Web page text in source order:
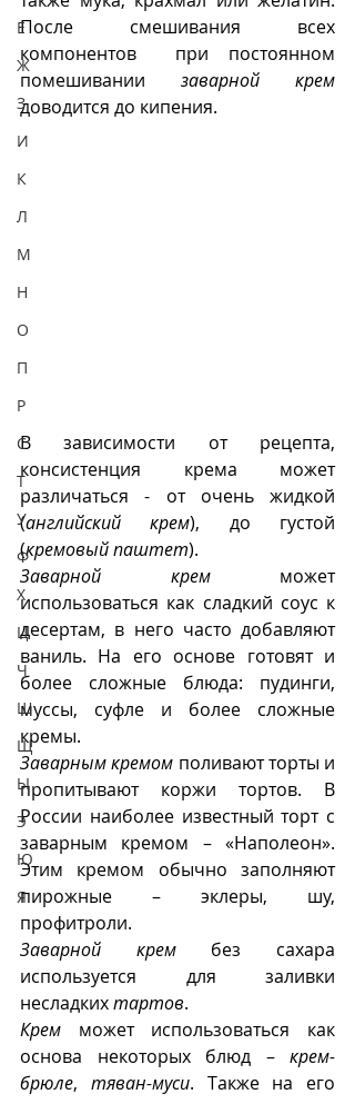
Е
Ж
З
И
К
Л
М
Н
О
П
Р
С
Т
У
Ф
Х
Ц
Ч
Ш
Щ
Ы
Э
Ю
Я
После смешивания всех
компонентов  при постоянном
помешивании заварной крем
доводится до кипения.
В зависимости от рецепта,
консистенция крема может
различаться - от очень жидкой
(английский крем), до густой
(кремовый паштет).
Заварной крем может
использоваться как сладкий соус к
десертам, в него часто добавляют
ваниль. На его основе готовят и
более сложные блюда: пудинги,
муссы, суфле и более сложные
кремы.
Заварным кремом поливают торты и
пропитывают коржи тортов. В
России наиболее известный торт с
заварным кремом – «Наполеон».
Этим кремом обычно заполняют
пирожные – эклеры, шу,
профитроли.
Заварной крем без сахара
используется для заливки
несладких тартов.
Крем может использоваться как
основа некоторых блюд – крем-
брюле, тяван-муси. Также на его